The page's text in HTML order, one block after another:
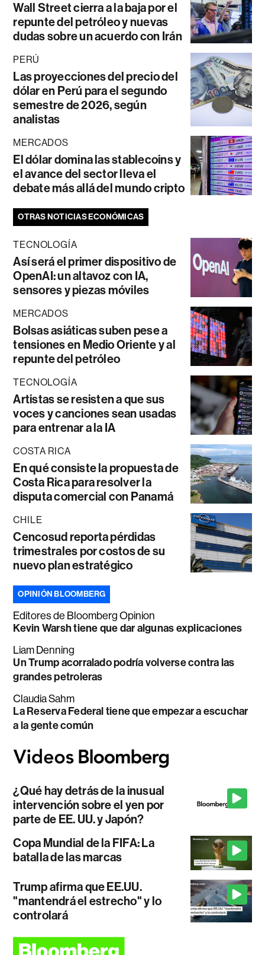
Wall Street cierra a la baja por el
repunte del petróleo y nuevas
dudas sobre un acuerdo con Irán
PERÚ
Las proyecciones del precio del
dólar en Perú para el segundo
semestre de 2026, según
analistas
MERCADOS
El dólar domina las stablecoins y
el avance del sector lleva el
debate más allá del mundo cripto
OTRAS NOTICIAS ECONÓMICAS
TECNOLOGÍA
Así será el primer dispositivo de
OpenAI: un altavoz con IA,
sensores y piezas móviles
MERCADOS
Bolsas asiáticas suben pese a
tensiones en Medio Oriente y al
repunte del petróleo
TECNOLOGÍA
Artistas se resisten a que sus
voces y canciones sean usadas
para entrenar a la IA
COSTA RICA
En qué consiste la propuesta de
Costa Rica para resolver la
disputa comercial con Panamá
CHILE
Cencosud reporta pérdidas
trimestrales por costos de su
nuevo plan estratégico
OPINIÓN BLOOMBERG
Editores de Bloomberg Opinion
Kevin Warsh tiene que dar algunas explicaciones
Liam Denning
Un Trump acorralado podría volverse contra las
grandes petroleras
Claudia Sahm
La Reserva Federal tiene que empezar a escuchar
a la gente común
¿Qué hay detrás de la inusual
intervención sobre el yen por
parte de EE. UU. y Japón?
Copa Mundial de la FIFA: La
batalla de las marcas
Trump afirma que EE.UU.
"mantendrá el estrecho" y lo
controlará